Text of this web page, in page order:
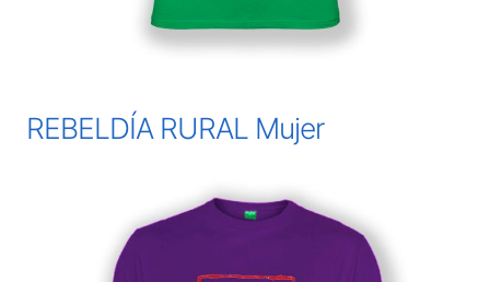
REBELDÍA RURAL Mujer